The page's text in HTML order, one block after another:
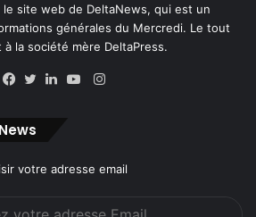
le site web de DeltaNews, qui est un
générales du Mercredi. Le tout
à la société mère DeltaPress.
Instagram
votre adresse email